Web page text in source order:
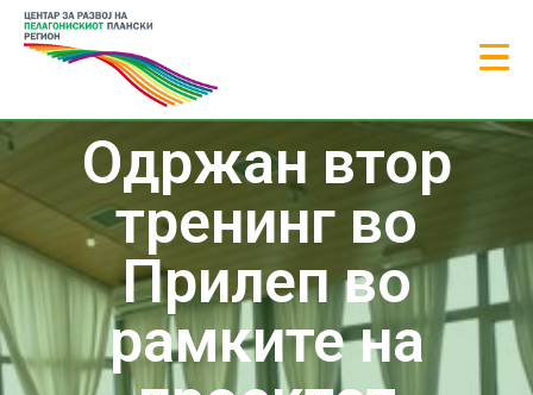
Одржан втор
тренинг во
Прилеп во
рамките на